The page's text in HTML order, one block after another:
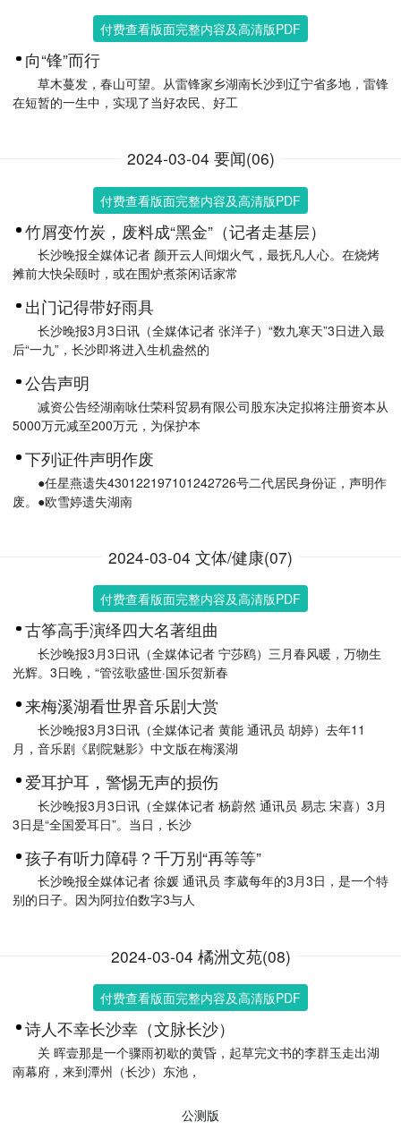
付费查看版面完整内容及高清版PDF
向“锋”而行
草木蔓发，春山可望。从雷锋家乡湖南长沙到辽宁省多地，雷锋
在短暂的一生中，实现了当好农民、好工
2024-03-04 要闻(06)
付费查看版面完整内容及高清版PDF
竹屑变竹炭，废料成“黑金”（记者走基层）
长沙晚报全媒体记者 颜开云人间烟火气，最抚凡人心。在烧烤
摊前大快朵颐时，或在围炉煮茶闲话家常
出门记得带好雨具
长沙晚报3月3日讯（全媒体记者 张洋子）“数九寒天”3日进入最
后“一九”，长沙即将进入生机盎然的
公告声明
减资公告经湖南咏仕荣科贸易有限公司股东决定拟将注册资本从
5000万元减至200万元，为保护本
下列证件声明作废
●任星燕遗失430122197101242726号二代居民身份证，声明作
废。●欧雪婷遗失湖南
2024-03-04 文体/健康(07)
付费查看版面完整内容及高清版PDF
古筝高手演绎四大名著组曲
长沙晚报3月3日讯（全媒体记者 宁莎鸥）三月春风暖，万物生
光辉。3日晚，“管弦歌盛世·国乐贺新春
来梅溪湖看世界音乐剧大赏
长沙晚报3月3日讯（全媒体记者 黄能 通讯员 胡婷）去年11
月，音乐剧《剧院魅影》中文版在梅溪湖
爱耳护耳，警惕无声的损伤
长沙晚报3月3日讯（全媒体记者 杨蔚然 通讯员 易志 宋喜）3月
3日是“全国爱耳日”。当日，长沙
孩子有听力障碍？千万别“再等等”
长沙晚报全媒体记者 徐媛 通讯员 李葳每年的3月3日，是一个特
别的日子。因为阿拉伯数字3与人
2024-03-04 橘洲文苑(08)
付费查看版面完整内容及高清版PDF
诗人不幸长沙幸（文脉长沙）
关 晖壹那是一个骤雨初歇的黄昏，起草完文书的李群玉走出湖
南幕府，来到潭州（长沙）东池，
公测版